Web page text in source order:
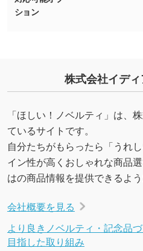
しの作り方が分からない
・デザインにQRコード
URLをご指定いただけれ
いたします。配置のご相
→詳しく見る
ション
株式会社イデ
「ほしい！ノベルティ」は、
ているサイトです。
自分たちがもらったら「うれ
イン性が高くおしゃれな商品
はの商品情報を提供できるよ
会社概要を見る
より良きノベルティ・記念品
目指した取り組み